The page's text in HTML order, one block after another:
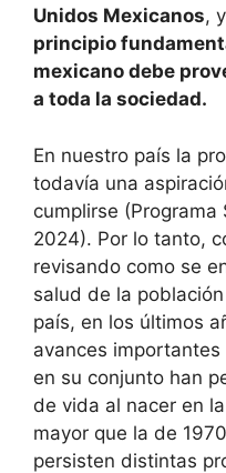
Unidos Mexicanos,
principio
mexicano debe
a toda la sociedad.
En nuestro país la
todavía una
cumplirse
2024). Por lo tanto,
revisando como se
salud de la
país, en los últimos
avances
en su conjunto han
de vida al nacer en
mayor que la de
persisten distintas